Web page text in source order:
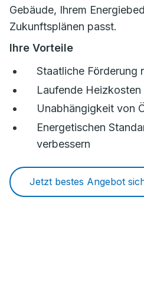
Gebäude, Ihrem
Zukunftsplänen passt.
Ihre Vorteile
Staatliche Förderung
Laufende
Unabhängigkeit von
Energetischen
verbessern
Jetzt bestes Angebot